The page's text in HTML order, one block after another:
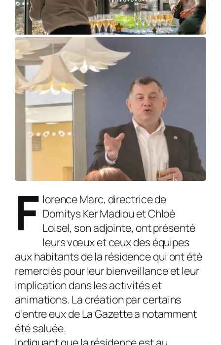
F lorence Marc, directrice de
Domitys Ker Madiou et Chloé
Loisel, son adjointe, ont présenté
leurs vœux et ceux des équipes
aux habitants de la résidence qui ont été
remerciés pour leur bienveillance et leur
implication dans les activités et
animations. La création par certains
d’entre eux de La Gazette a notamment
été saluée.
Indiquant que la résidence est au